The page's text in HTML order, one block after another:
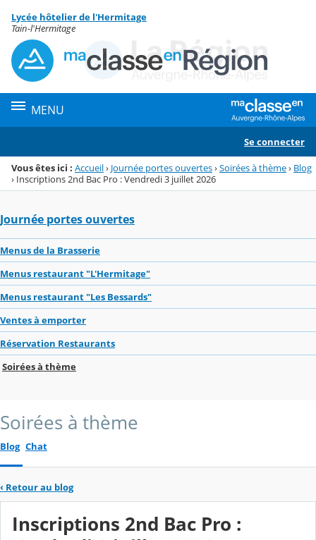
Menu de la rubrique
Contenu
Lycée hôtelier de l'Hermitage
Tain-l'Hermitage
MENU
Se connecter
Vous êtes ici : Accueil› Journée portes ouvertes›Soirées à thème› Blog
› Inscriptions 2nd Bac Pro : Vendredi 3 juillet 2026
Journée portes ouvertes
Menus de la Brasserie
Menus restaurant "L'Hermitage"
Menus restaurant "Les Bessards"
Ventes à emporter
Réservation Restaurants
Soirées à thème
Soirées à thème
Blog Chat
‹ Retour au blog
Inscriptions 2nd Bac Pro :